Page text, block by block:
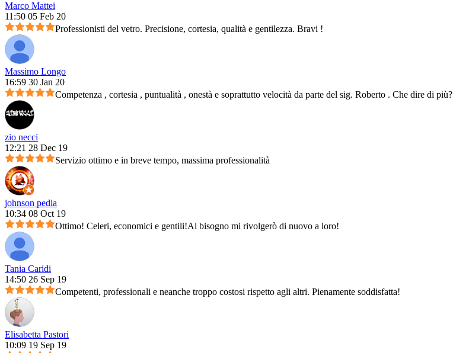
Marco Mattei
11:50 05 Feb 20
Professionisti del vetro. Precisione, cortesia, qualità e gentilezza. Bravi !
Massimo Longo
16:59 30 Jan 20
Competenza , cortesia , puntualità , onestà e soprattutto velocità da parte del sig. Roberto . Che dire di più?
zio necci
12:21 28 Dec 19
Servizio ottimo e in breve tempo, massima professionalità
johnson pedia
10:34 08 Oct 19
Ottimo! Celeri, economici e gentili!Al bisogno mi rivolgerò di nuovo a loro!
Tania Caridi
14:50 26 Sep 19
Competenti, professionali e neanche troppo costosi rispetto agli altri. Pienamente soddisfatta!
Elisabetta Pastori
10:09 19 Sep 19